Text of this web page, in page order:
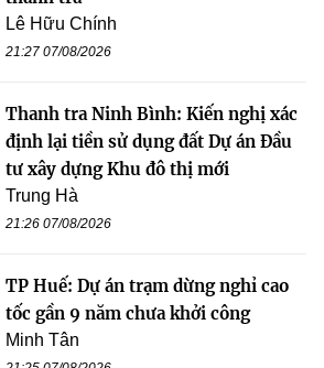
Lê Hữu Chính
21:27 07/08/2026
Thanh tra Ninh Bình: Kiến nghị xác
định lại tiền sử dụng đất Dự án Đầu
tư xây dựng Khu đô thị mới
Trung Hà
21:26 07/08/2026
TP Huế: Dự án trạm dừng nghỉ cao
tốc gần 9 năm chưa khởi công
Minh Tân